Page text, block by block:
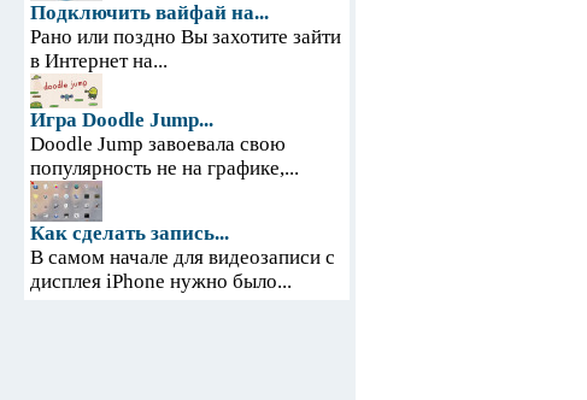
Подключить вайфай на...
Рано или поздно Вы захотите зайти
в Интернет на...
Игра Doodle Jump...
Doodle Jump завоевала свою
популярность не на графике,...
Как сделать запись...
В самом начале для видеозаписи с
дисплея iPhone нужно было...